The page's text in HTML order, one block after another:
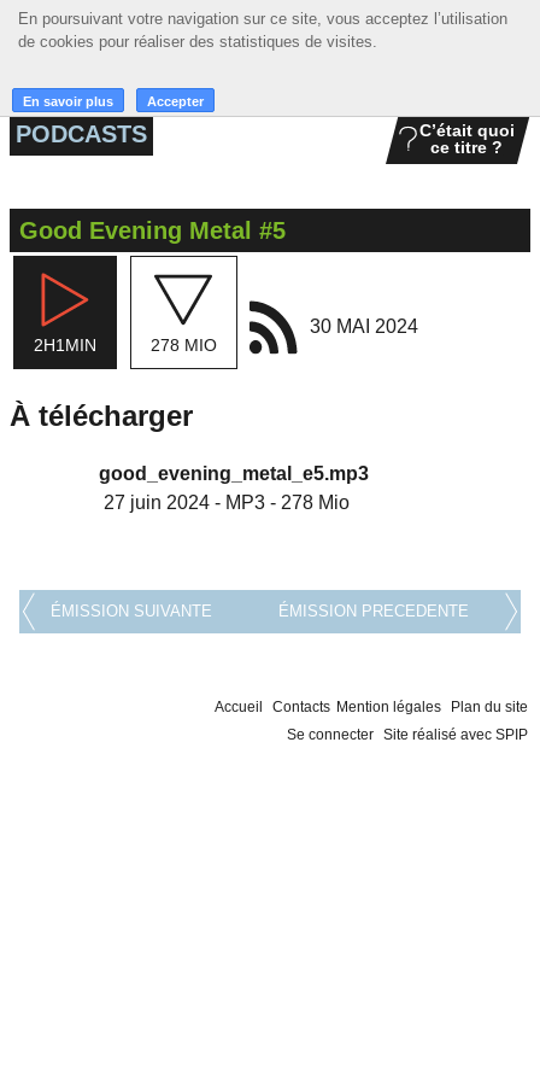
En poursuivant votre navigation sur ce site, vous acceptez l’utilisation
de cookies pour réaliser des statistiques de visites.
En savoir plus Accepter
En poursuivant votre navigation sur ce site, vous acceptez l’utilisation
de cookies pour réaliser des statistiques de visites.
En savoir plus Accepter
☰ MENU
ACCUEIL
MUSIQUE
ACTIONS
PODCASTS
C’était quoi
ce titre ?
Good Evening Metal #5
2H1MIN 278 MIO
30 MAI 2024
À télécharger
good_evening_metal_e5.mp3
27 juin 2024 - MP3 - 278 Mio
ÉMISSION SUIVANTE ÉMISSION PRECEDENTE
Accueil Contacts Mention légales
Plan du site
Se connecter Site réalisé avec SPIP